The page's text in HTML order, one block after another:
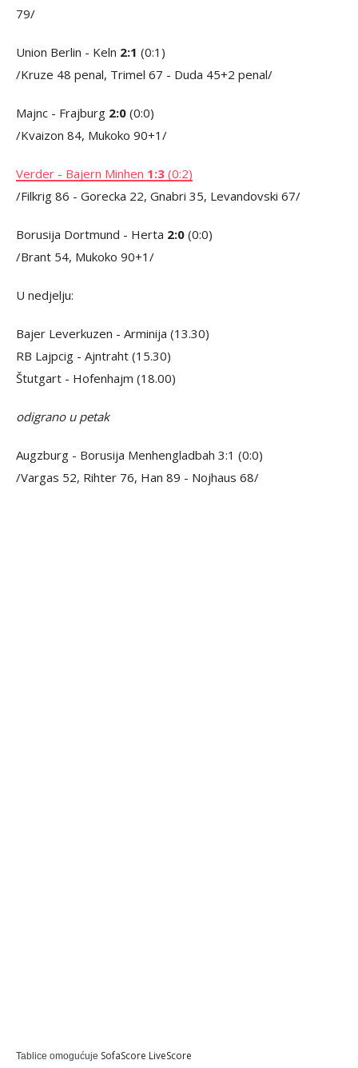
79/
Union Berlin - Keln 2:1 (0:1)
/Kruze 48 penal, Trimel 67 - Duda 45+2 penal/
Majnc - Frajburg 2:0 (0:0)
/Kvaizon 84, Mukoko 90+1/
Verder - Bajern Minhen 1:3 (0:2)
/Filkrig 86 - Gorecka 22, Gnabri 35, Levandovski 67/
Borusija Dortmund - Herta 2:0 (0:0)
/Brant 54, Mukoko 90+1/
U nedjelju:
Bajer Leverkuzen - Arminija (13.30)
RB Lajpcig - Ajntraht (15.30)
Štutgart - Hofenhajm (18.00)
odigrano u petak
Augzburg - Borusija Menhengladbah 3:1 (0:0)
/Vargas 52, Rihter 76, Han 89 - Nojhaus 68/
Tablice omogućuje SofaScore LiveScore